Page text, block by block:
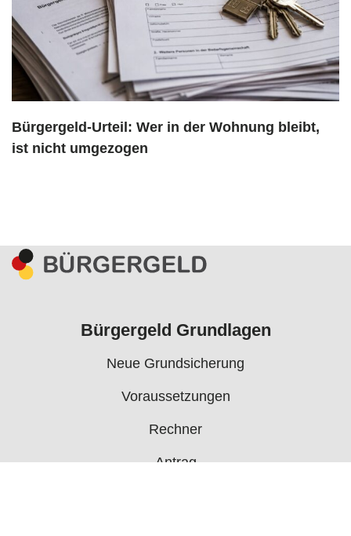
Bürgergeld-Urteil: Wer in der Wohnung bleibt,
ist nicht umgezogen
Bürgergeld Grundlagen
Neue Grundsicherung
Voraussetzungen
Rechner
Antrag